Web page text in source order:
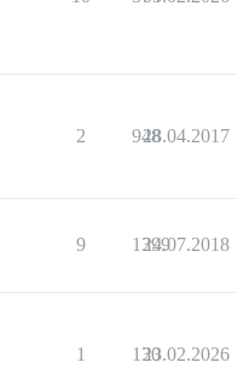
2 948
28.04.2017
9 1399
24.07.2018
1 130
23.02.2026